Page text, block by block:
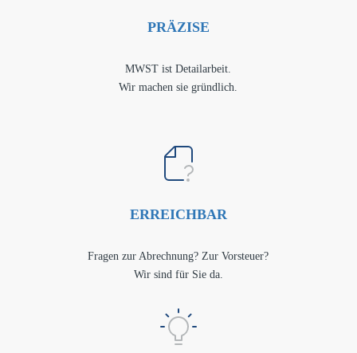
PRÄZISE
MWST ist Detailarbeit.
Wir machen sie gründlich.
ERREICHBAR
Fragen zur Abrechnung? Zur Vorsteuer?
Wir sind für Sie da.